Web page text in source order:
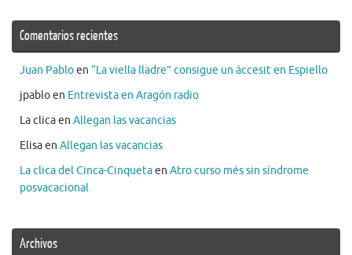
Comentarios recientes
Juan Pabloen “La viella lladre” consigue un áccesit en Espiello
jpabloen Entrevista en Aragón radio
La clicaen Allegan las vacancias
Elisaen Allegan las vacancias
La clica del Cinca-Cinquetaen Atro curso més sin síndrome
posvacacional
Archivos